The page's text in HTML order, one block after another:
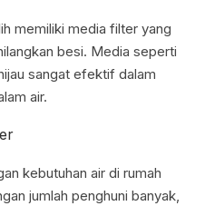
memiliki media filter yang
besi. Media seperti
sangat efektif dalam
air.
kebutuhan air di rumah
jumlah penghuni banyak,